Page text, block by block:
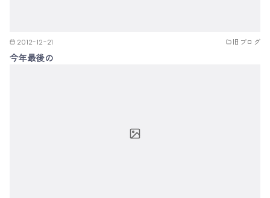
2012-12-21 旧ブログ
今年最後の